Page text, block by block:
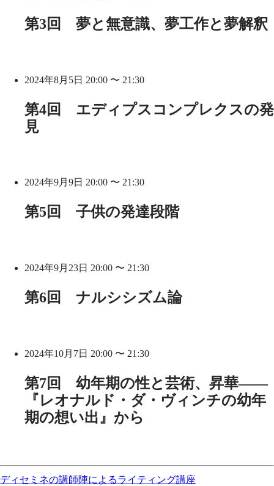
第3回 夢と無意識、夢工作と夢解釈
2024年8月5日 20:00 〜 21:30
第4回 エディプスコンプレクスの発
見
2024年9月9日 20:00 〜 21:30
第5回 子供の発達段階
2024年9月23日 20:00 〜 21:30
第6回 ナルシシズム論
2024年10月7日 20:00 〜 21:30
第7回 幼年期の性と芸術、昇華——
『レオナルド・ダ・ヴィンチの幼年
期の想い出』から
ディセミネの講師陣によるライティング講座